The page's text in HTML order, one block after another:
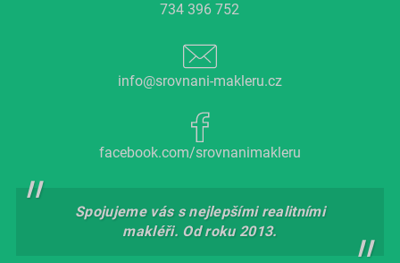
734 396 752
info@srovnani-makleru.cz
facebook.com/srovnanimakleru
Spojujeme vás s nejlepšími realitními
makléři. Od roku 2013.